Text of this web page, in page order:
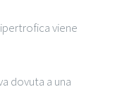
viene
dovuta a una